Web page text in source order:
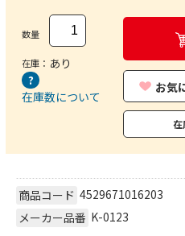
数量
在庫： あり
在庫数について
お気
在
商品コード 4529671016203
メーカー品番 K-0123